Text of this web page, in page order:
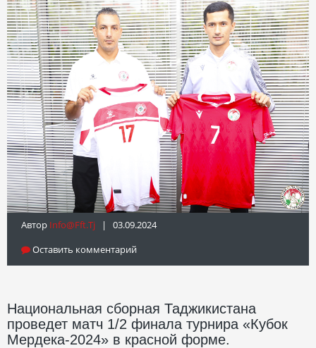
Автор Info@fft.tj | 03.09.2024
Оставить комментарий
Национальная сборная Таджикистана
проведет матч 1/2 финала турнира «Кубок
Мердека-2024» в красной форме.